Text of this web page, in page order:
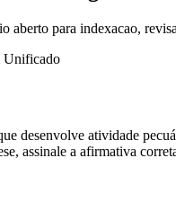
aberto para indexacao,
Unificado
desenvolve atividade
assinale a afirmativa